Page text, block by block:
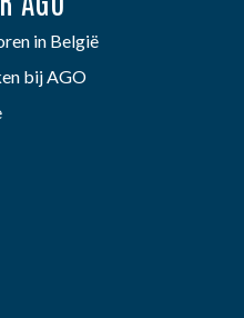
in België
bij AGO